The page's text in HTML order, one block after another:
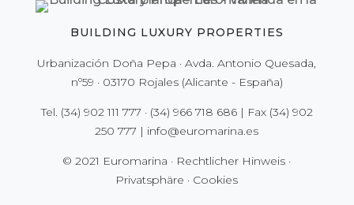
BUILDING LUXURY PROPERTIES
Urbanización Doña Pepa · Avda. Antonio Quesada,
nº59 · 03170 Rojales (Alicante - España)
Tel. (34) 902 111 777 · (34) 966 718 686| Fax (34) 902
250 777 | info@euromarina.es
© 2021 Euromarina · Rechtlicher Hinweis ·
Privatsphäre · Cookies